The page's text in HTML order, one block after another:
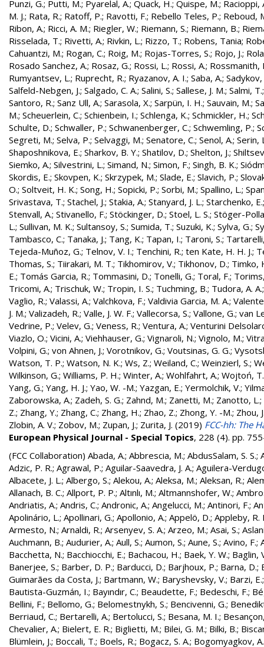
Punzi, G.; Putti, M.; Pyarelal, A.; Quack, H.; Quispe, M.; Racioppi,
M. J.; Rata, R.; Ratoff, P.; Ravotti, F.; Rebello Teles, P.; Reboud,
Ribon, A.; Ricci, A. M.; Riegler, W.; Riemann, S.; Riemann, B.;
Risselada, T.; Rivetti, A.; Rivkin, L.; Rizzo, T.; Robens, Tania;
Cahuantzi, M.; Rogan, C.; Roig, M.; Rojas-Torres, S.; Rojo, J.;
Rosado Sanchez, A.; Rosaz, G.; Rossi, L.; Rossi, A.; Rossmanith,
Rumyantsev, L.; Ruprecht, R.; Ryazanov, A. I.; Saba, A.; Sadykov,
Salfeld-Nebgen, J.; Salgado, C. A.; Salini, S.; Sallese, J. M.; Salmi, T.
Santoro, R.; Sanz Ull, A.; Sarasola, X.; Sarpün, I. H.; Sauvain, M.;
M.; Scheuerlein, C.; Schienbein, I.; Schlenga, K.; Schmickler, H.;
Schulte, D.; Schwaller, P.; Schwanenberger, C.; Schwemling, P.;
Segreti, M.; Selva, P.; Selvaggi, M.; Senatore, C.; Senol, A.; Serin,
Shaposhnikova, E.; Sharkov, B. Y.; Shatilov, D.; Shelton, J.;
Siemko, A.; Silvestrini, L.; Simand, N.; Simon, F.; Singh, B. K.;
Skordis, E.; Skovpen, K.; Skrzypek, M.; Slade, E.; Slavich, P.;
O.; Soltveit, H. K.; Song, H.; Sopicki, P.; Sorbi, M.; Spallino, L.;
Srivastava, T.; Stachel, J.; Stakia, A.; Stanyard, J. L.; Starchenko, E.
Stenvall, A.; Stivanello, F.; Stöckinger, D.; Stoel, L. S.; Stöger-
L.; Sullivan, M. K.; Sultansoy, S.; Sumida, T.; Suzuki, K.; Sylva, G.;
Tambasco, C.; Tanaka, J.; Tang, K.; Tapan, I.; Taroni, S.;
Tejeda-Muñoz, G.; Telnov, V. I.; Tenchini, R.; ten Kate, H. H. J.;
Thomas, S.; Tiirakari, M. T.; Tikhomirov, V.; Tikhonov, D.; Timko,
E.; Tomás Garcia, R.; Tommasini, D.; Tonelli, G.; Toral, F.;
Tricomi, A.; Trischuk, W.; Tropin, I. S.; Tuchming, B.; Tudora, A. A.
Vaglio, R.; Valassi, A.; Valchkova, F.; Valdivia Garcia, M. A.;
J. M.; Valizadeh, R.; Valle, J. W. F.; Vallecorsa, S.; Vallone, G.; van
Vedrine, P.; Velev, G.; Veness, R.; Ventura, A.; Venturini
Viazlo, O.; Vicini, A.; Viehhauser, G.; Vignaroli, N.; Vignolo, M.;
Volpini, G.; von Ahnen, J.; Vorotnikov, G.; Voutsinas, G. G.;
Watson, T. P.; Watson, N. K.; Ws, Z.; Weiland, C.; Weinzierl, S.;
Wilkinson, G.; Williams, P. H.; Winter, A.; Wohlfahrt, A.; Wojtoń, T.
Yang, G.; Yang, H. J.; Yao, W. -M.; Yazgan, E.; Yermolchik, V.;
Zaborowska, A.; Zadeh, S. G.; Zahnd, M.; Zanetti, M.; Zanotto, L.;
Z.; Zhang, Y.; Zhang, C.; Zhang, H.; Zhao, Z.; Zhong, Y. -M.; Zhou,
Zlobin, A. V.; Zobov, M.; Zupan, J.; Zurita, J. (2019) FCC-hh: The
European Physical Journal - Special Topics, 228 (4). pp.
(FCC Collaboration) Abada, A.; Abbrescia, M.; AbdusSalam, S. S.;
Adzic, P. R.; Agrawal, P.; Aguilar-Saavedra, J. A.; Aguilera-
Albacete, J. L.; Albergo, S.; Alekou, A.; Aleksa, M.; Aleksan, R.;
Allanach, B. C.; Allport, P. P.; Altınlı, M.; Altmannshofer, W.;
Andriatis, A.; Andris, C.; Andronic, A.; Angelucci, M.; Antinori, F.;
Apolinário, L.; Apollinari, G.; Apollonio, A.; Appelö, D.; Appleby, R.
Armesto, N.; Arnaldi, R.; Arsenyev, S. A.; Arzeo, M.; Asai, S.;
Auchmann, B.; Audurier, A.; Aull, S.; Aumon, S.; Aune, S.; Avino, F.;
Bacchetta, N.; Bacchiocchi, E.; Bachacou, H.; Baek, Y. W.; Baglin,
Banerjee, S.; Barber, D. P.; Barducci, D.; Barjhoux, P.; Barna, D.;
Guimarães da Costa, J.; Bartmann, W.; Baryshevsky, V.; Barzi, E.
Bautista-Guzmán, I.; Bayındır, C.; Beaudette, F.; Bedeschi, F.;
Bellini, F.; Bellomo, G.; Belomestnykh, S.; Bencivenni, G.;
Berriaud, C.; Bertarelli, A.; Bertolucci, S.; Besana, M. I.;
Chevalier, A.; Bielert, E. R.; Biglietti, M.; Bilei, G. M.; Bilki, B.;
Blümlein, J.; Boccali, T.; Boels, R.; Bogacz, S. A.; Bogomyagkov, A.